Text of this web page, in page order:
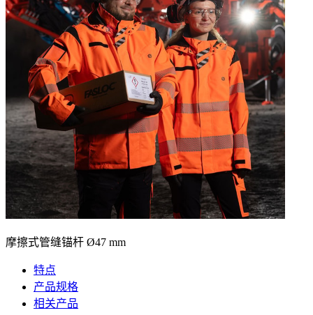
摩擦式管缝锚杆 Ø47 mm
特点
产品规格
相关产品